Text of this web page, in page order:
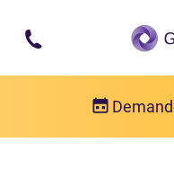
Passer au